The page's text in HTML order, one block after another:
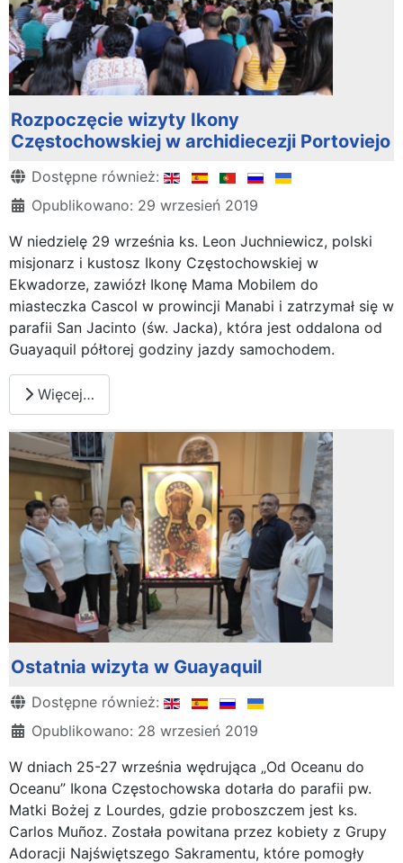
Rozpoczęcie wizyty Ikony
Częstochowskiej w archidiecezji Portoviejo
Szczegóły
Dostępne również:
Opublikowano: 29 wrzesień 2019
W niedzielę 29 września ks. Leon Juchniewicz, polski
misjonarz i kustosz Ikony Częstochowskiej w
Ekwadorze, zawiózł Ikonę Mama Mobilem do
miasteczka Cascol w prowincji Manabi i zatrzymał się w
parafii San Jacinto (św. Jacka), która jest oddalona od
Guayaquil półtorej godziny jazdy samochodem.
Więcej…
Ostatnia wizyta w Guayaquil
Szczegóły
Dostępne również:
Opublikowano: 28 wrzesień 2019
W dniach 25-27 września wędrująca „Od Oceanu do
Oceanu” Ikona Częstochowska dotarła do parafii pw.
Matki Bożej z Lourdes, gdzie proboszczem jest ks.
Carlos Muñoz. Została powitana przez kobiety z Grupy
Adoracji Najświętszego Sakramentu, które pomogły